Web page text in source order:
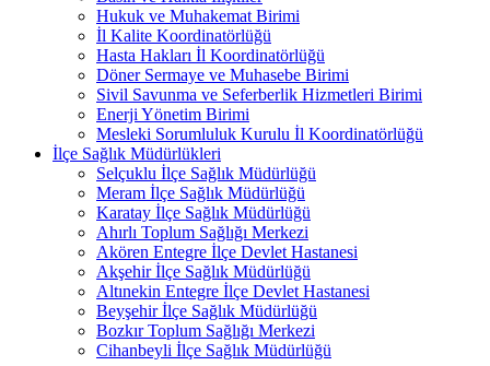
Hukuk ve Muhakemat Birimi
İl Kalite Koordinatörlüğü
Hasta Hakları İl Koordinatörlüğü
Döner Sermaye ve Muhasebe Birimi
Sivil Savunma ve Seferberlik Hizmetleri Birimi
Enerji Yönetim Birimi
Mesleki Sorumluluk Kurulu İl Koordinatörlüğü
İlçe Sağlık Müdürlükleri
Selçuklu İlçe Sağlık Müdürlüğü
Meram İlçe Sağlık Müdürlüğü
Karatay İlçe Sağlık Müdürlüğü
Ahırlı Toplum Sağlığı Merkezi
Akören Entegre İlçe Devlet Hastanesi
Akşehir İlçe Sağlık Müdürlüğü
Altınekin Entegre İlçe Devlet Hastanesi
Beyşehir İlçe Sağlık Müdürlüğü
Bozkır Toplum Sağlığı Merkezi
Cihanbeyli İlçe Sağlık Müdürlüğü